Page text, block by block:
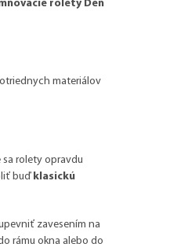
rolety Deň
materiálov
sa rolety opravdu
buďklasickú
zavesením na
rámu okna alebo do